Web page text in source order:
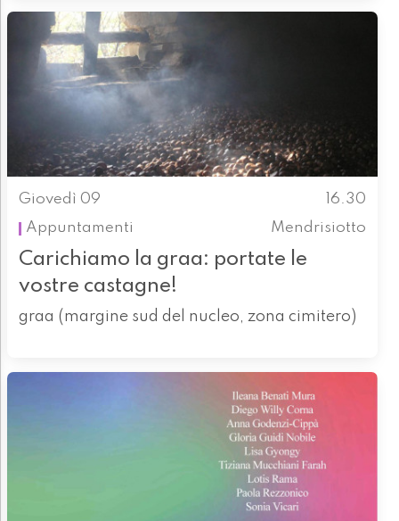
Giovedì 09
16.30
Appuntamenti
Mendrisiotto
Carichiamo la graa: portate le
vostre castagne!
graa (margine sud del nucleo, zona cimitero)